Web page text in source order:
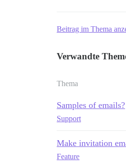
Beitrag im Thema
Verwandte
Thema
Samples of emails?
Support
Make invitation
Feature